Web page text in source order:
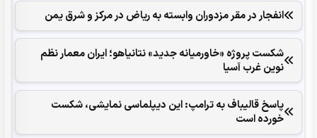
انفجار در مقر مزدوران وابسته به ریاض در مرکز و شرق یمن
شکست پروژه «خاورمیانه جدید» نتانیاهو؛ ایران معمار نظم
نوین غرب آسیا
پاسخ قالیباف به ترامپ: این دیپلماسی نمایشی، شکست
خورده است